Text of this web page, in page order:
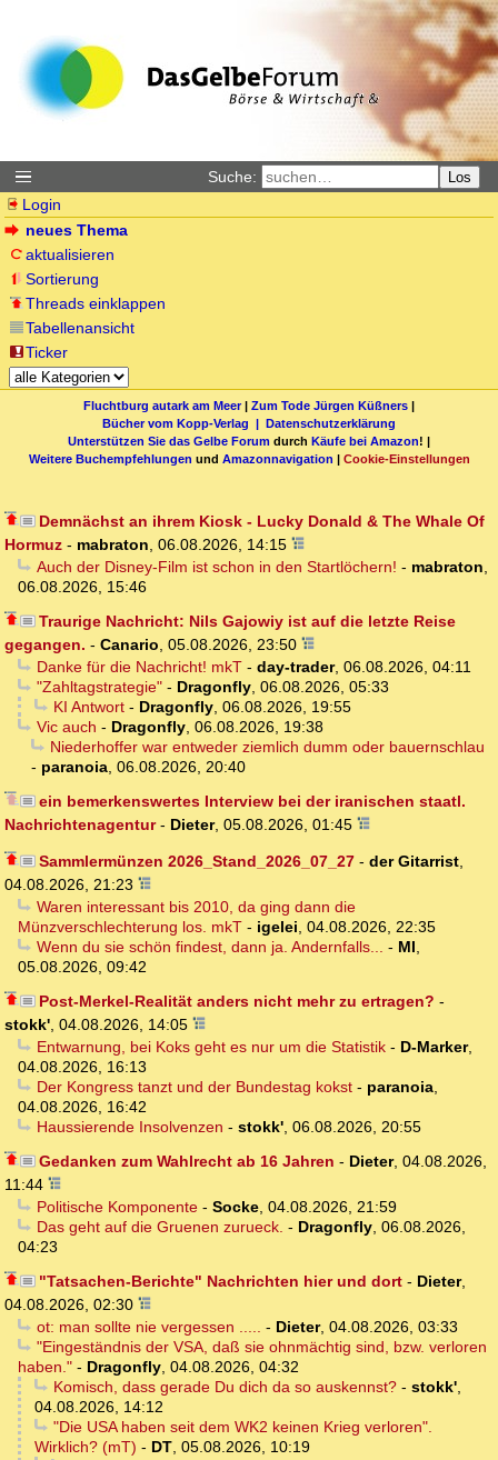
Suche: Los
Login
neues Thema
aktualisieren
Sortierung
Threads einklappen
Tabellenansicht
Ticker
Fluchtburg autark am Meer| Zum Tode Jürgen Küßners |
Bücher vom Kopp-Verlag | Datenschutzerklärung
Unterstützen Sie das Gelbe Forum durch Käufe bei Amazon! |
Weitere Buchempfehlungen und Amazonnavigation | Cookie-Einstellungen
Demnächst an ihrem Kiosk - Lucky Donald & The Whale Of
Hormuz - mabraton, 06.08.2026, 14:15
Auch der Disney-Film ist schon in den Startlöchern! - mabraton,
06.08.2026, 15:46
Traurige Nachricht: Nils Gajowiy ist auf die letzte Reise
gegangen. - Canario, 05.08.2026, 23:50
Danke für die Nachricht! mkT- day-trader, 06.08.2026, 04:11
"Zahltagstrategie"- Dragonfly, 06.08.2026, 05:33
KI Antwort- Dragonfly, 06.08.2026, 19:55
Vic auch - Dragonfly, 06.08.2026, 19:38
Niederhoffer war entweder ziemlich dumm oder bauernschlau
- paranoia, 06.08.2026, 20:40
ein bemerkenswertes Interview bei der iranischen staatl.
Nachrichtenagentur- Dieter, 05.08.2026, 01:45
Sammlermünzen 2026_Stand_2026_07_27- der Gitarrist,
04.08.2026, 21:23
Waren interessant bis 2010, da ging dann die
Münzverschlechterung los. mkT - igelei, 04.08.2026, 22:35
Wenn du sie schön findest, dann ja. Andernfalls... - MI,
05.08.2026, 09:42
Post-Merkel-Realität anders nicht mehr zu ertragen? -
stokk', 04.08.2026, 14:05
Entwarnung, bei Koks geht es nur um die Statistik- D-Marker,
04.08.2026, 16:13
Der Kongress tanzt und der Bundestag kokst- paranoia,
04.08.2026, 16:42
Haussierende Insolvenzen - stokk', 06.08.2026, 20:55
Gedanken zum Wahlrecht ab 16 Jahren - Dieter, 04.08.2026,
11:44
Politische Komponente- Socke, 04.08.2026, 21:59
Das geht auf die Gruenen zurueck. - Dragonfly, 06.08.2026,
04:23
"Tatsachen-Berichte" Nachrichten hier und dort- Dieter,
04.08.2026, 02:30
ot: man sollte nie vergessen ..... - Dieter, 04.08.2026, 03:33
"Eingeständnis der VSA, daß sie ohnmächtig sind, bzw. verloren
haben." - Dragonfly, 04.08.2026, 04:32
Komisch, dass gerade Du dich da so auskennst?- stokk',
04.08.2026, 14:12
"Die USA haben seit dem WK2 keinen Krieg verloren".
Wirklich? (mT) - DT, 05.08.2026, 10:19